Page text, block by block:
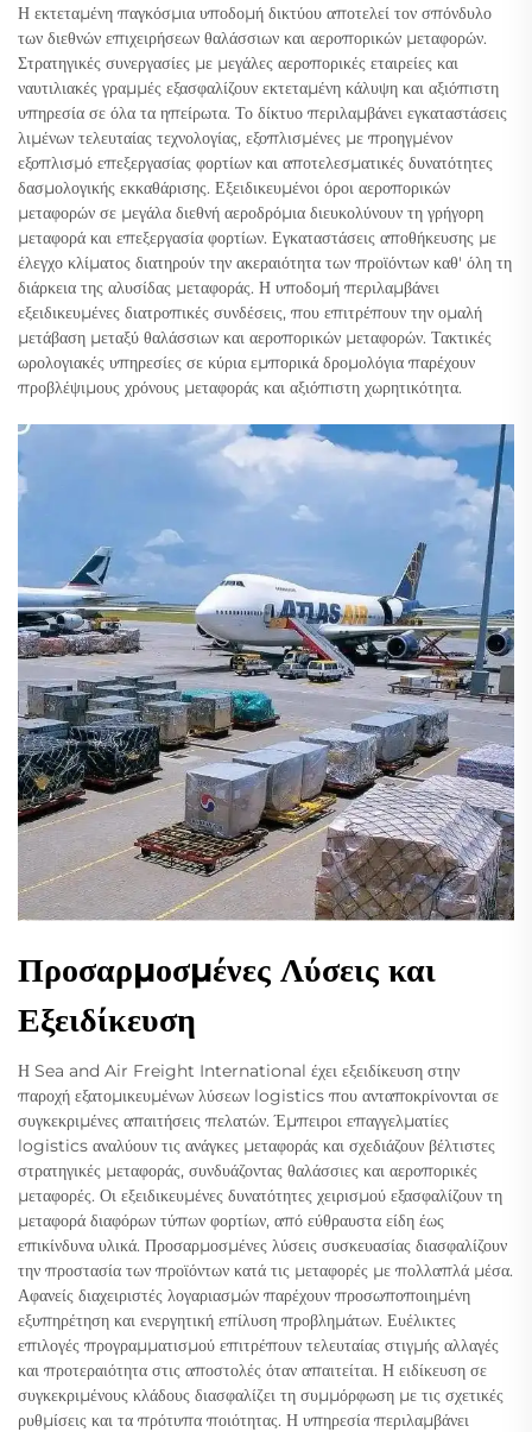
Η εκτεταμένη παγκόσμια υποδομή δικτύου αποτελεί τον σπόνδυλο
των διεθνών επιχειρήσεων θαλάσσιων και αεροπορικών μεταφορών.
Στρατηγικές συνεργασίες με μεγάλες αεροπορικές εταιρείες και
ναυτιλιακές γραμμές εξασφαλίζουν εκτεταμένη κάλυψη και αξιόπιστη
υπηρεσία σε όλα τα ηπείρωτα. Το δίκτυο περιλαμβάνει εγκαταστάσεις
λιμένων τελευταίας τεχνολογίας, εξοπλισμένες με προηγμένον
εξοπλισμό επεξεργασίας φορτίων και αποτελεσματικές δυνατότητες
δασμολογικής εκκαθάρισης. Εξειδικευμένοι όροι αεροπορικών
μεταφορών σε μεγάλα διεθνή αεροδρόμια διευκολύνουν τη γρήγορη
μεταφορά και επεξεργασία φορτίων. Εγκαταστάσεις αποθήκευσης με
έλεγχο κλίματος διατηρούν την ακεραιότητα των προϊόντων καθ' όλη τη
διάρκεια της αλυσίδας μεταφοράς. Η υποδομή περιλαμβάνει
εξειδικευμένες διατροπικές συνδέσεις, που επιτρέπουν την ομαλή
μετάβαση μεταξύ θαλάσσιων και αεροπορικών μεταφορών. Τακτικές
ωρολογιακές υπηρεσίες σε κύρια εμπορικά δρομολόγια παρέχουν
προβλέψιμους χρόνους μεταφοράς και αξιόπιστη χωρητικότητα.
Προσαρμοσμένες Λύσεις και
Εξειδίκευση
Η Sea and Air Freight International έχει εξειδίκευση στην
παροχή εξατομικευμένων λύσεων logistics που ανταποκρίνονται σε
συγκεκριμένες απαιτήσεις πελατών. Έμπειροι επαγγελματίες
logistics αναλύουν τις ανάγκες μεταφοράς και σχεδιάζουν βέλτιστες
στρατηγικές μεταφοράς, συνδυάζοντας θαλάσσιες και αεροπορικές
μεταφορές. Οι εξειδικευμένες δυνατότητες χειρισμού εξασφαλίζουν τη
μεταφορά διαφόρων τύπων φορτίων, από εύθραυστα είδη έως
επικίνδυνα υλικά. Προσαρμοσμένες λύσεις συσκευασίας διασφαλίζουν
την προστασία των προϊόντων κατά τις μεταφορές με πολλαπλά μέσα.
Αφανείς διαχειριστές λογαριασμών παρέχουν προσωποποιημένη
εξυπηρέτηση και ενεργητική επίλυση προβλημάτων. Ευέλικτες
επιλογές προγραμματισμού επιτρέπουν τελευταίας στιγμής αλλαγές
και προτεραιότητα στις αποστολές όταν απαιτείται. Η ειδίκευση σε
συγκεκριμένους κλάδους διασφαλίζει τη συμμόρφωση με τις σχετικές
ρυθμίσεις και τα πρότυπα ποιότητας. Η υπηρεσία περιλαμβάνει